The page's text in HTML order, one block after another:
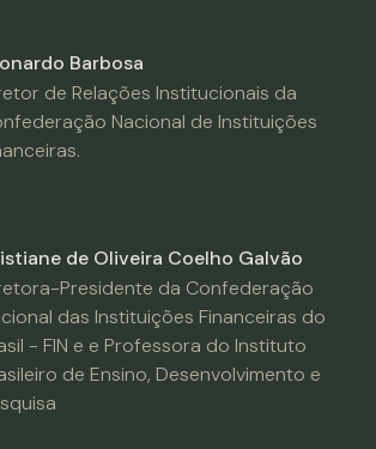
Barbosa
de Relações Institucionais da
Nacional de Instituições
de Oliveira Coelho Galvão
Presidente da Confederação
das Instituições Financeiras do
- FIN e e Professora do Instituto
de Ensino, Desenvolvimento e